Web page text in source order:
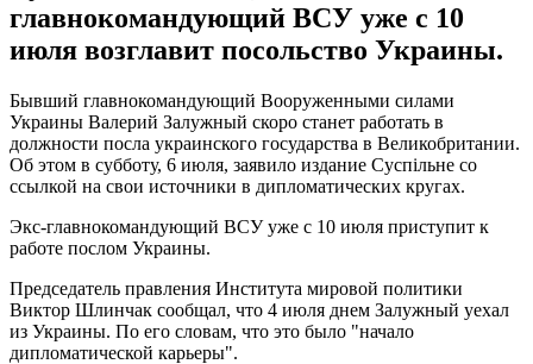
главнокомандующий ВСУ уже с 10
июля возглавит посольство Украины.
Бывший главнокомандующий Вооруженными силами
Украины Валерий Залужный скоро станет работать в
должности посла украинского государства в Великобритании.
Об этом в субботу, 6 июля, заявило издание Суспільне со
ссылкой на свои источники в дипломатических кругах.
Экс-главнокомандующий ВСУ уже с 10 июля приступит к
работе послом Украины.
Председатель правления Института мировой политики
Виктор Шлинчак сообщал, что 4 июля днем ​​Залужный уехал
из Украины. По его словам, что это было "начало
дипломатической карьеры".